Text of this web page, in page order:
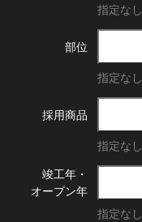
指定なし
部位
指定なし
採用商品
指定なし
竣工年・
オープン年
指定なし